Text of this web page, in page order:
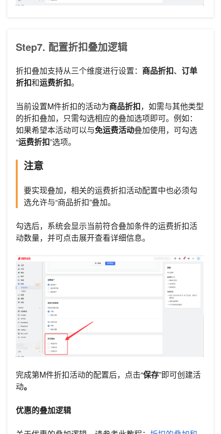
Step7. 配置折扣叠加逻辑
折扣叠加支持从三个维度进行设置： 商品折扣、 订单
折扣和运费折扣。
当前设置M件折扣的活动为商品折扣，如需与其他类型
的折扣叠加，只需勾选相应的叠加选项即可。例如：
如果希望本活动可以与免运费活动叠加使用，可勾选
“运费折扣”选项。
注意
要实现叠加，相关的运费折扣活动配置中也必须勾
选允许与“商品折扣”叠加。
勾选后，系统会显示当前符合叠加条件的运费折扣活
动数量，并可点击展开查看详细信息。
完成第M件折扣活动的配置后，点击“保存”即可创建活
动。
优惠的叠加逻辑